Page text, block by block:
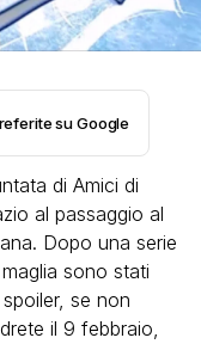
su Google
di Amici di
al passaggio al
Dopo una serie
sono stati
se non
il 9 febbraio,